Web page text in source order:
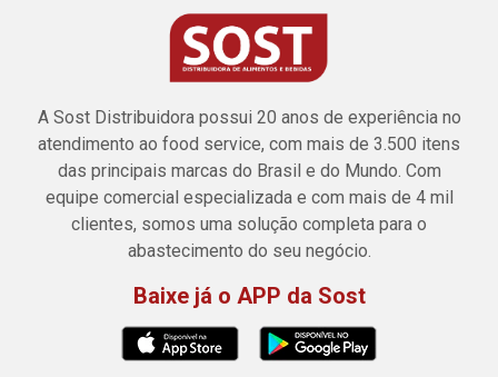
A Sost Distribuidora possui 20 anos de experiência no
atendimento ao food service, com mais de 3.500 itens
das principais marcas do Brasil e do Mundo. Com
equipe comercial especializada e com mais de 4 mil
clientes, somos uma solução completa para o
abastecimento do seu negócio.
Baixe já o APP da Sost